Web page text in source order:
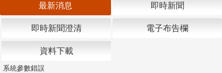
最新消息 即時新聞
即時新聞澄清 電子布告欄
資料下載
系統參數錯誤